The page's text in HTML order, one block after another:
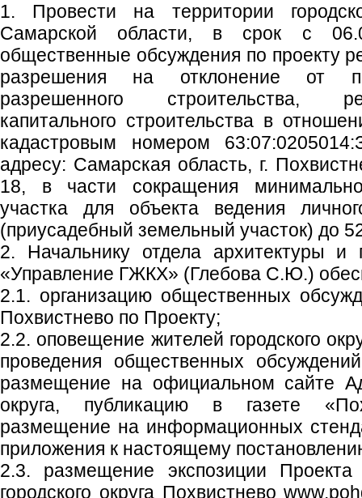
1. Провести на территории
Самарской области, в срок с
общественные обсуждения по проекту
разрешения на отклонение от
разрешенного строительства,
капитального строительства в
кадастровым номером
адресу: Самарская область, г.
18, в части сокращения
участка для объекта ведения
(приусадебный земельный участок) до
2. Начальнику отдела архитектуры и
«Управление ГЖКХ» (Глебова С.Ю.)
2.1. организацию общественных
Похвистнево по Проекту;
2.2. оповещение жителей городского
проведения общественных
размещение на официальном сайте
округа, публикацию в газете
размещение на информационных
приложения к настоящему
2.3. размещение экспозиции
городского округа Похвистнево